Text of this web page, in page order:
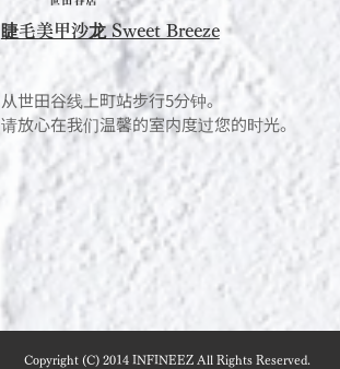
从世田谷线上町站步行5分钟。
请放心在我们温馨的室内度过您的时光。
睫毛美甲沙龙 Sweet Breeze
Copyright (C) 2014 INFINEEZ All Rights Reserved.